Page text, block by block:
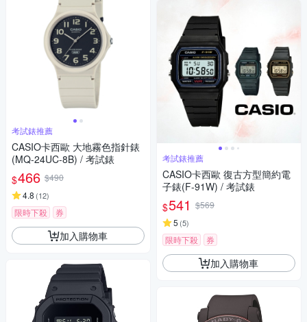
考試錶推薦
CASIO卡西歐 大地霧色指針錶
(MQ-24UC-8B) / 考試錶
$466 $490
4.8 (12)
限時下殺 券
加入購物車
考試錶推薦
CASIO卡西歐 復古方型簡約電
子錶(F-91W) / 考試錶
$541 $569
5 (5)
限時下殺 券
加入購物車